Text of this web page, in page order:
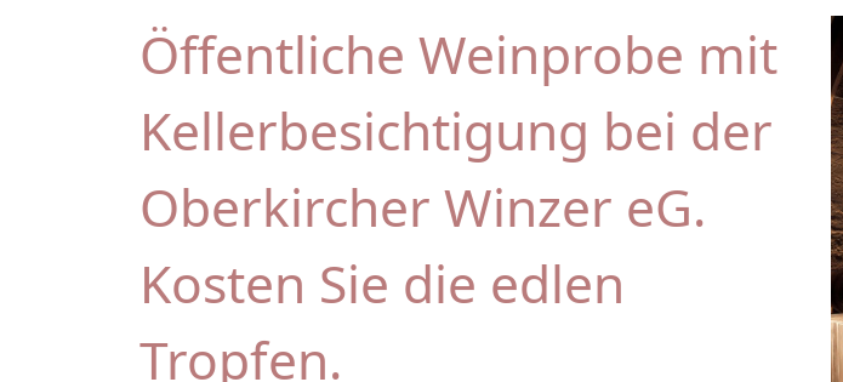
Öffentliche Weinprobe mit
Kellerbesichtigung bei der
Oberkircher Winzer eG.
Kosten Sie die edlen
Tropfen.